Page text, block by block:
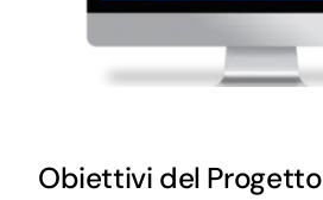
Obiettivi del Progetto